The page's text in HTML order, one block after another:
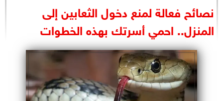
الرئاسة
البرلمان
الوزارات
الأحزاب
نصائح فعالة لمنع دخول الثعابين إلى
المنزل.. احمي أسرتك بهذه الخطوات